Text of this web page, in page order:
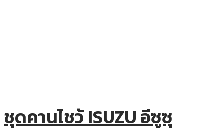
ชุดคานไชว้ ISUZU อีซูซุ